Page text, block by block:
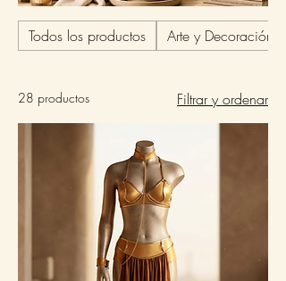
Todos los productos Arte y Decoración
28 productos Filtrar y ordenar